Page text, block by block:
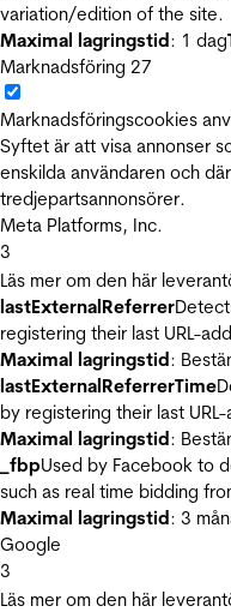
variation/edition of the site.
Maximal lagringstid: 1 dag
Marknadsföring 27
Marknadsföringscookies
Syftet är att visa annonser
enskilda användaren och
tredjepartsannonsörer.
Meta Platforms, Inc.
3
Läs mer om den här
lastExternalReferrer
registering their last URL-
Maximal lagringstid:
lastExternalReferrerTime
by registering their last
Maximal lagringstid:
_fbpUsed by Facebook to
such as real time bidding
Maximal lagringstid: 3
Google
3
Läs mer om den här